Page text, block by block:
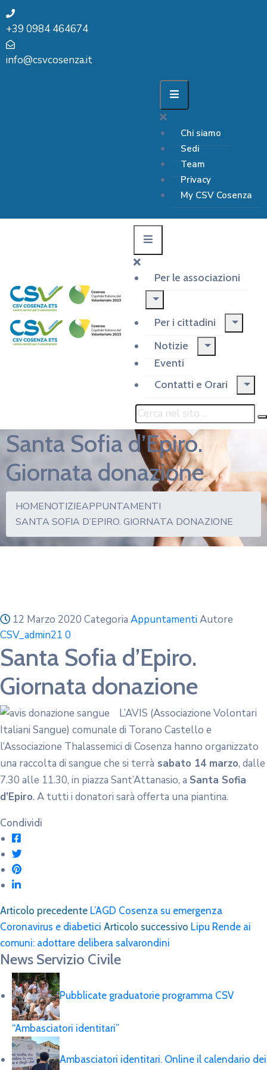
+39 0984 464674
info@csvcosenza.it
Chi siamo
Sedi
Team
Privacy
My CSV Cosenza
Per le associazioni
Per i cittadini
Notizie
Eventi
Contatti e Orari
Santa Sofia d’Epiro.
Giornata donazione
HOMENOTIZIEAPPUNTAMENTI
SANTA SOFIA D’EPIRO. GIORNATA DONAZIONE
12 Marzo 2020 Categoria AppuntamentiAutore
CSV_admin21 0
Santa Sofia d’Epiro.
Giornata donazione
L’AVIS (Associazione Volontari
Italiani Sangue) comunale di Torano Castello e
l’Associazione Thalassemici di Cosenza hanno organizzato
una raccolta di sangue che si terrà sabato 14 marzo, dalle
7.30 alle 11.30, in piazza Sant’Attanasio, a Santa Sofia
d’Epiro. A tutti i donatori sarà offerta una piantina.
Condividi
Articolo precedente L’AGD Cosenza su emergenza
Coronavirus e diabetici Articolo successivo Lipu Rende ai
comuni: adottare delibera salvarondini
News Servizio Civile
Pubblicate graduatorie programma CSV
“Ambasciatori identitari”
Ambasciatori identitari. Online il calendario dei